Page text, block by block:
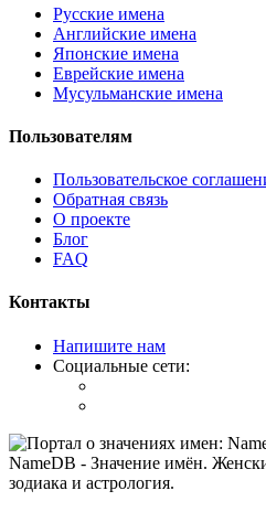
Русские имена
Английские имена
Японские имена
Еврейские имена
Мусульманские имена
Пользователям
Пользовательское
Обратная связь
О проекте
Блог
FAQ
Контакты
Напишите нам
Социальные сети:
NameDB - Значение имён.
зодиака и астрология.